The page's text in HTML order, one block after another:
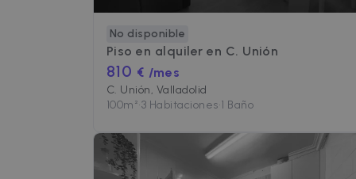
No disponible
Piso en alquiler en C. Unión
810 € /mes
C. Unión, Valladolid
100m²•3 Habitaciones•1 Baño
_fbp